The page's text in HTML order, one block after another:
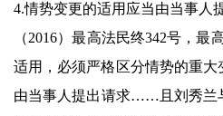
4.情势变更的适用应当由当事人
（2016）最高法民终342号，最
适用，必须严格区分情势的重
由当事人提出请求……且刘秀兰